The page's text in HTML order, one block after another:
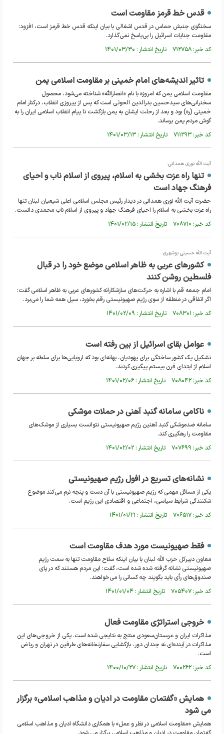
قدس خط قرمز مقاومت است
سخنگوی جنبش حماس در قدس اشغالی با بیان اینکه قدس خط قرمز است، افزود:
مقاومت جنایات اسرائیل را بی‌پاسخ نمی‌گذارد.
کد خبر: ۷۱۲۷۵۸ تاریخ انتشار : ۱۴۰۱/۰۳/۳۰
تاثیر اندیشه‌های امام خمینی بر مقاومت اسلامی یمن
مقاومت اسلامی یمن که امروزه با نام «انصارالله» شناخته می‌شود، محصول
سخنرانی‌های سیدحسین بدرالدین الحوثی است که پس از پیروزی انقلاب، درکنار امام
خمینی (ره) بود و بعد از رحلت ایشان به یمن بازگشت تا پیام انقلاب اسلامی ایران را به
گوش مردم یمن برساند.
کد خبر: ۷۱۱۲۹۳ تاریخ انتشار : ۱۴۰۱/۰۳/۱۳
آیت الله نوری همدانی:
تنها راه عزت بخشی به اسلام، پیروی از اسلام ناب و احیای
فرهنگ جهاد است
حضرت آیت الله نوری همدانی در دیدار رئیس مجلس اسلامی اعلی شیعیان لبنان تنها
راه عزت بخشی به اسلام را احیای فرهنگ جهاد و پیروی از اسلام ناب محمدی دانست.
کد خبر: ۷۰۸۷۱۰ تاریخ انتشار : ۱۴۰۱/۰۲/۱۵
آیت الله حسینی بوشهری:
کشورهای عربی به ظاهر اسلامی موضع خود را در قبال
فلسطین روشن کنند
امام جمعه قم با اشاره به حرکت‌های سازشکارانه کشورهای عربی به ظاهر اسلامی گفت:
اگر اتفاقی در منطقه از سوی رژیم صهیونیستی رقم بخورد، سیل همه شما را می‌برد.
کد خبر: ۷۰۸۳۰۱ تاریخ انتشار : ۱۴۰۱/۰۲/۰۹
عوامل بقای اسرائیل از بین رفته است
تشکیل یک کشور ساختگی برای یهودیان، بهانه‌ای بود که اروپایی‌ها برای سلطه بر جهان
اسلام از ابتدای قرن بیستم پیگیری کردند.
کد خبر: ۷۰۸۰۴۲ تاریخ انتشار : ۱۴۰۱/۰۲/۰۶
ناکامی سامانه گنبد آهنی در حملات موشکی
سامانه ضدموشکی گنبد آهنین رژیم صهیونیستی نتوانست بسیاری از موشک‌های
مقاومت را رهگیری کند.
کد خبر: ۷۰۷۶۹۹ تاریخ انتشار : ۱۴۰۱/۰۲/۰۲
نشانه‌های تسریع در افول رژیم صهیونیستی
یکی از مسائل مهمی که رژیم صهیونیستی با آن دست و پنجه نرم می‌کند موضوع
شکنندگی شرایط سیاسی، اجتماعی و اقتصادی این رژیم است.
کد خبر: ۷۰۶۵۱۷ تاریخ انتشار : ۱۴۰۱/۰۱/۲۱
فقط صهیونیست مورد هدف مقاومت است
معاون دبیرکل حزب الله لبنان با بیان اینکه سلاح مقاومت تنها به سمت رژیم
صهیونیستی نشانه گرفته شده شده است، گفت: این مردم هستند که در پای
صندوق‌های رأی باید بگویند چه کسانی را می‌خواهند.
کد خبر: ۷۰۵۴۰۷ تاریخ انتشار : ۱۴۰۱/۰۱/۰۴
خروجی استراتژی مقاومت فعال
مذاکرات ایران و عربستان‌سعودی منتج به نتایجی شده است. یکی از خروجی‌های این
مذاکرات در آینده‌ای نه چندان دور، بازگشایی سفارتخانه‌های طرفین در تهران و ریاض
است.
کد خبر: ۷۰۰۲۶۲ تاریخ انتشار : ۱۴۰۰/۱۰/۲۷
همایش «گفتمان مقاومت در ادیان و مذاهب اسلامی» برگزار
می شود
همایش «مقاومت اسلامی در نظر و عمل» با همکاری دانشگاه ادیان و مذاهب اسلامی